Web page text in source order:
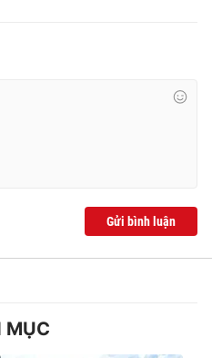
VTV.vn khi phát hành lại
Gửi bình luận
MỤC